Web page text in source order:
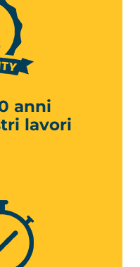
anni
lavori